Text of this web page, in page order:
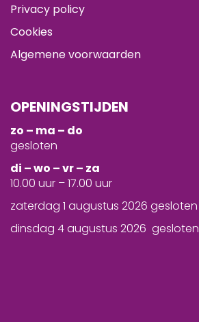
Privacy policy
Cookies
Algemene voorwaarden
OPENINGSTIJDEN
zo – ma – do
gesloten
di – wo – vr – za
10.00 uur – 17.00 uur
zaterdag 1 augustus 2026 gesloten
dinsdag 4 augustus 2026 gesloten